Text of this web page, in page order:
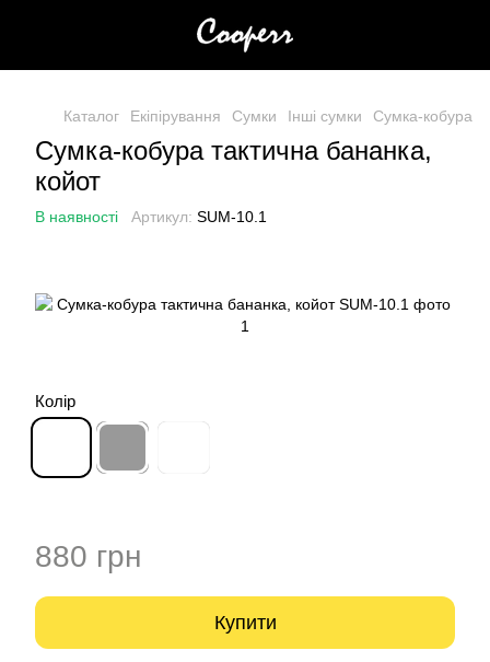
Каталог Екіпірування Сумки Інші сумки Сумка-кобура
Сумка-кобура тактична бананка,
койот
В наявності Артикул: SUM-10.1
Колір
880 грн
Купити